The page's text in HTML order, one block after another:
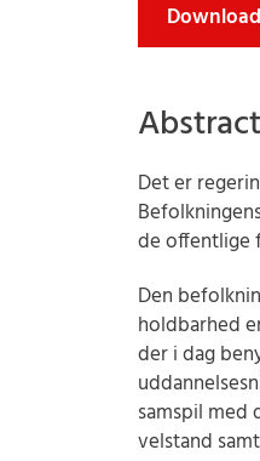
Abstract
Det er
de offentlige
Den
holdbarhed
der i dag
samspil
velstand